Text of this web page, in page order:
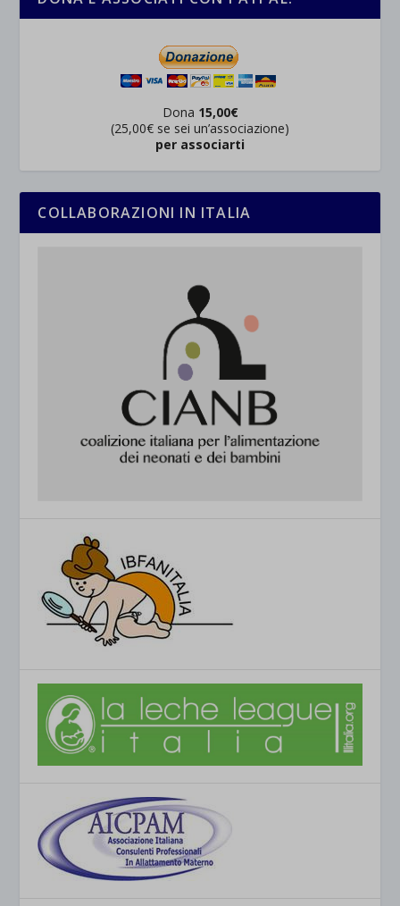
Dona 15,00€
(25,00€ se sei un’associazione)
per associarti
COLLABORAZIONI IN ITALIA